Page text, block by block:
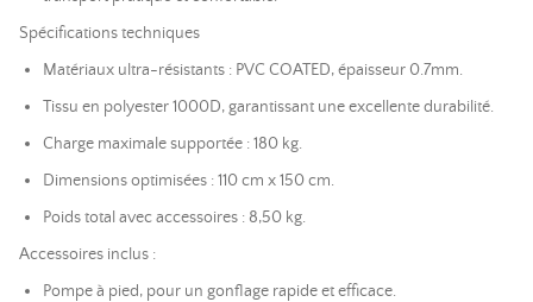
Spécifications techniques
Matériaux ultra-résistants : PVC COATED, épaisseur 0.7mm.
Tissu en polyester 1000D, garantissant une excellente durabilité.
Charge maximale supportée : 180 kg.
Dimensions optimisées : 110 cm x 150 cm.
Poids total avec accessoires : 8,50 kg.
Accessoires inclus :
Pompe à pied, pour un gonflage rapide et efficace.